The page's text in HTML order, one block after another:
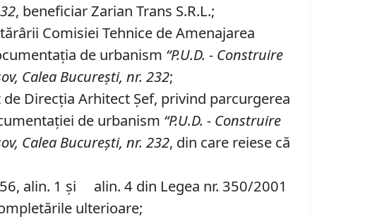
, beneficiar Zarian Trans S.R.L.;
Comisiei Tehnice de Amenajarea
de urbanism “P.U.D. - Construire
Calea Bucureşti, nr. 232;
Direcţia Arhitect Şef, privind parcurgerea
de urbanism “P.U.D. - Construire
Calea Bucureşti, nr. 232, din care reiese că
alin. 1 şi alin. 4 din Legea nr. 350/2001
ulterioare;